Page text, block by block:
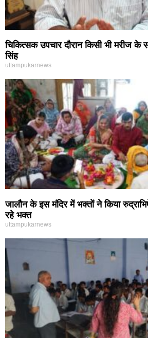
चिकित्सक उपचार दौरान किसी भी मरीज के
सिंह
uttampukarnews
जालौन के इस मंदिर में भक्तों ने किया
रहे भक्त
uttampukarnews